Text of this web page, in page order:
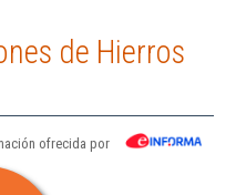
de Hierros
ofrecida por